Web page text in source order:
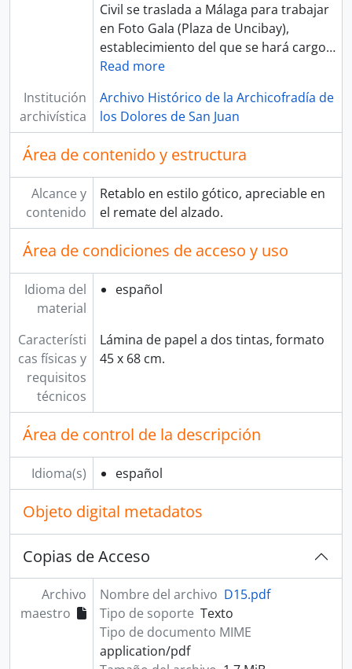
Civil se traslada a Málaga para trabajar
en Foto Gala (Plaza de Uncibay),
establecimiento del que se hará cargo…
Read more
Institución
archivística
Archivo Histórico de la Archicofradía de
los Dolores de San Juan
Área de contenido y estructura
Alcance y
contenido
Retablo en estilo gótico, apreciable en
el remate del alzado.
Área de condiciones de acceso y uso
Idioma del
material
español
Característi
cas físicas y
requisitos
técnicos
Lámina de papel a dos tintas, formato
45 x 68 cm.
Área de control de la descripción
Idioma(s) español
Objeto digital metadatos
Copias de Acceso
Archivo
maestro
Nombre del archivo D15.pdf
Tipo de soporte Texto
Tipo de documento MIME
application/pdf